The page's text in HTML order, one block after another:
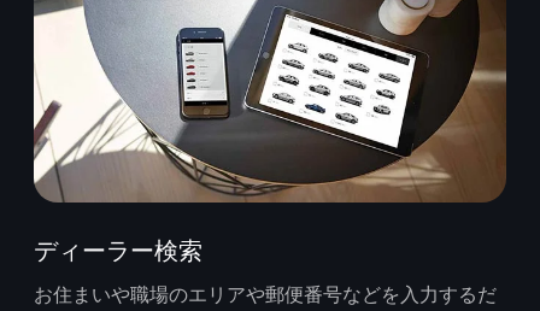
ディーラー検索
お住まいや職場のエリアや郵便番号などを入力するだ